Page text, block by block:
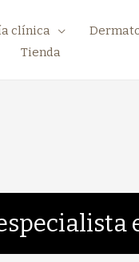
clínica
Tienda